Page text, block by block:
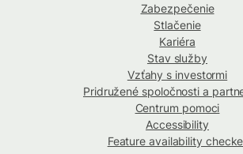
Zabezpečenie
Stlačenie
Kariéra
Stav služby
Vzťahy s investormi
Pridružené spoločnosti a
Centrum pomoci
Accessibility
Feature availability